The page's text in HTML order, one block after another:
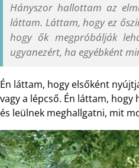
Hányszor hallottam az
láttam. Láttam, hogy ez
hogy ők megpróbálják
ugyanezért, ha egyébként
Én láttam, hogy elsőként
vagy a lépcső. Én láttam,
és leülnek meghallgatni, mit